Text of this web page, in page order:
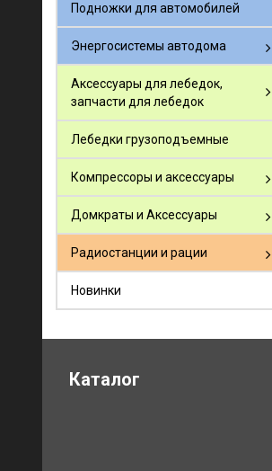
Подножки для автомобилей
Энергосистемы автодома
Аксессуары для лебедок,
запчасти для лебедок
Лебедки грузоподъемные
Компрессоры и аксессуары
Домкраты и Аксессуары
Радиостанции и рации
Новинки
Каталог